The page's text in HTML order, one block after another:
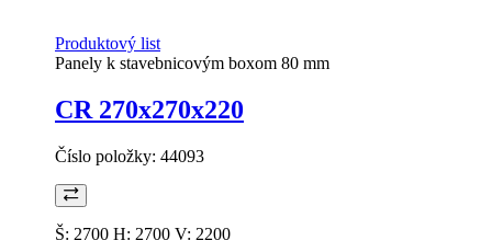
Produktový list
Panely k stavebnicovým boxom 80 mm
CR 270x270x220
Číslo položky: 44093
Š: 2700 H: 2700 V: 2200